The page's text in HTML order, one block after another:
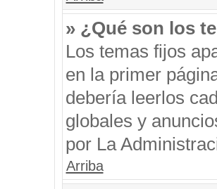
» ¿Qué son los
Los temas fijos
en la primer
debería leerlos
globales y
por La
Arriba